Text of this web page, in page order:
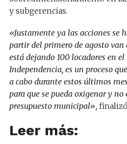
y subgerencias.
«Justamente ya las acciones se
partir del primero de agosto van
está dejando 100 locadores en
Independencia, es un proceso
a cabo durante estos últimos
para que se pueda oxigenar y
presupuesto municipal»,
Leer más: